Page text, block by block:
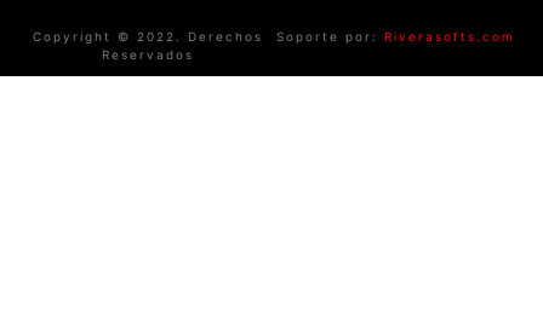
Copyright © 2022. Derechos
Reservados
Soporte por: Riverasofts.com